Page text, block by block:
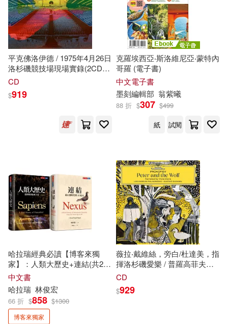
中華台北特奧會(15) 冰波(15)
周藝文(15) 國際特奧會(15)
木下さくら(15)
沈石溪(15)
雅洛斯拉夫‧哈謝克(15)
雷克．萊爾頓(15)
（法）梅洛-龐蒂(15)
（美）博恩·崔西(15)
人民音樂出版社(102)
北京科學技術出版社(102)
Eloquence(101)
中國醫藥科技出版社(99)
河北少年兒童出版社(99)
湖南少年兒童出版社(99)
采實文化(99)
北方婦女兒童出版社(97)
浙江少年兒童出版社(96)
江蘇美術出版社(94)
知識產權出版社(94)
平克佛洛伊德 / 1975年4月26日
洛杉磯競技場現場實錄(2CD)
(Pink Floyd / Live From the Los
26th, 1975 (2CD))
CD
$919
克羅埃西亞‧斯洛維尼亞‧蒙特內
哥羅 (電子書)
中文電子書
墨刻編輯部 翁紫曦
88 折 $307 $499
紙
試閱
哈拉瑞經典必讀【博客來獨
家】：人類大歷史+連結(共2
冊)
中文書
哈拉瑞 林俊宏
66 折 $858 $1300
博客來獨家
薇拉‧戴維絲，旁白/杜達美，指
揮洛杉磯愛樂 / 普羅高菲夫：
彼得與狼 (黑膠)
CD
$929